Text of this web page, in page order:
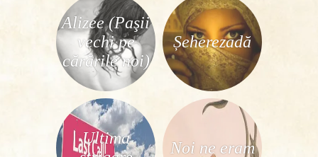
Alizee (Paşii
vechi pe
cărările noi)
Șeherezadă
Ultima
Noi ne eram